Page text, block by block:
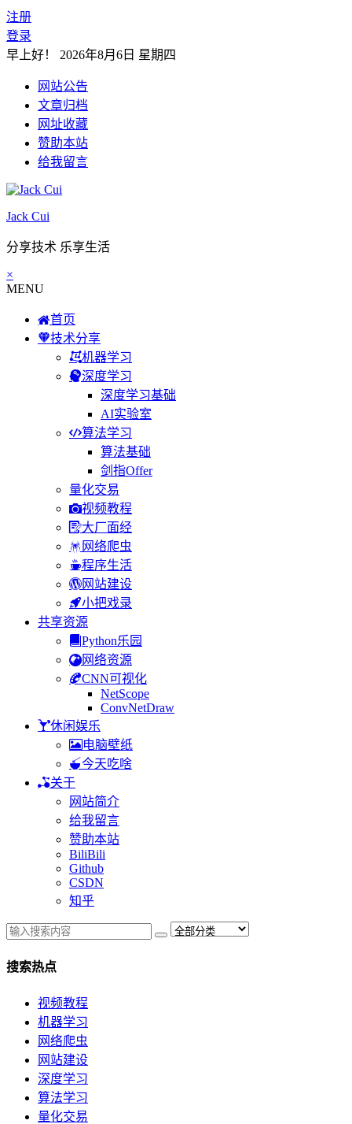
注册
登录
早上好！ 2026年8月6日 星期四
网站公告
文章归档
网址收藏
赞助本站
给我留言
Jack Cui
分享技术 乐享生活
×
MENU
首页
技术分享
机器学习
深度学习
深度学习基础
AI实验室
算法学习
算法基础
剑指Offer
量化交易
视频教程
大厂面经
网络爬虫
程序生活
网站建设
小把戏录
共享资源
Python乐园
网络资源
CNN可视化
NetScope
ConvNetDraw
休闲娱乐
电脑壁纸
今天吃啥
关于
网站简介
给我留言
赞助本站
BiliBili
Github
CSDN
知乎
搜索热点
视频教程
机器学习
网络爬虫
网站建设
深度学习
算法学习
量化交易